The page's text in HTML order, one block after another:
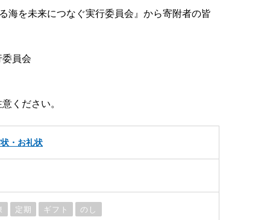
海を未来につなぐ実行委員会』から寄附者の皆
員会
ください。
・お礼状
定期 ギフト のし